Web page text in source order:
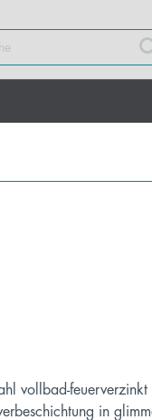
vollbad-feuerverzinkt
in